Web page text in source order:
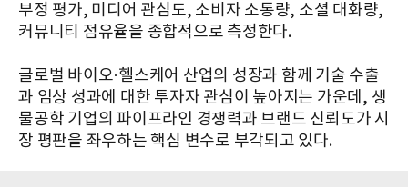
부정 평가, 미디어 관심도, 소비자 소통량, 소셜 대화량,
커뮤니티 점유율을 종합적으로 측정한다.
글로벌 바이오·헬스케어 산업의 성장과 함께 기술 수출
과 임상 성과에 대한 투자자 관심이 높아지는 가운데, 생
물공학 기업의 파이프라인 경쟁력과 브랜드 신뢰도가 시
장 평판을 좌우하는 핵심 변수로 부각되고 있다.